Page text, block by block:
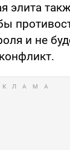
элита
и не